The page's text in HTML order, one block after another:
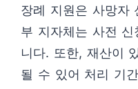
장례 지원은 사망자
부 지자체는 사전
니다. 또한, 재산이
될 수 있어 처리 기